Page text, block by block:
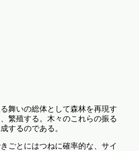
舞いの総体として森林を再現す
繁殖する。木々のこれらの振る
するのである。
ごとにはつねに確率的な、サイ